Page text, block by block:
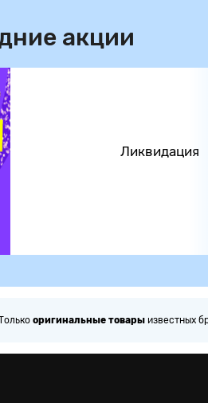
акции
Ликвидация
оригинальные товары известных